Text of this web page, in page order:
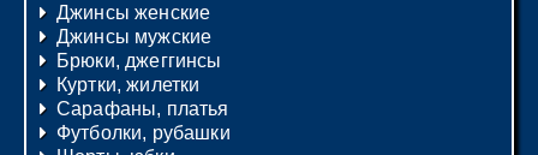
Джинсы женские
Джинсы мужские
Брюки, джеггинсы
Куртки, жилетки
Сарафаны, платья
Футболки, рубашки